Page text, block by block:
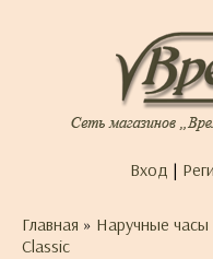
Вход |
Главная » Наручные часы
Classic